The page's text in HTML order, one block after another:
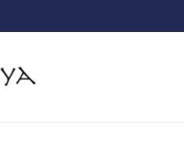
ンショップです